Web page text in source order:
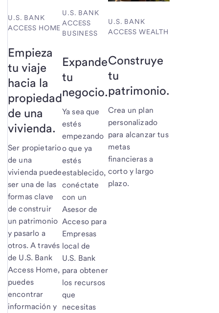
U.S. BANK
ACCESS HOME
Empieza
tu viaje
hacia la
propiedad
de una
vivienda.
Ser propietario
de una
vivienda puede
ser una de las
formas clave
de construir
un patrimonio
y pasarlo a
otros. A través
de U.S. Bank
Access Home,
puedes
encontrar
información y
U.S. BANK
ACCESS
BUSINESS
Expande
tu
negocio.
Ya sea que
estés
empezando
o que ya
estés
establecido,
conéctate
con un
Asesor de
Acceso para
Empresas
local de
U.S. Bank
para obtener
los recursos
que
necesitas
U.S. BANK
ACCESS WEALTH
Construye
tu
patrimonio.
Crea un plan
personalizado
para alcanzar tus
metas
financieras a
corto y largo
plazo.